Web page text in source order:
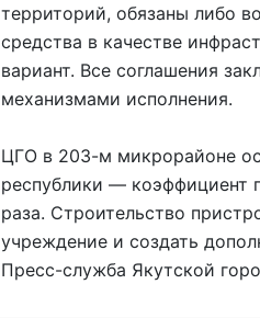
территорий, обязаны либо
средства в качестве
вариант. Все соглашения
механизмами исполнения.
ЦГО в 203-м микрорайоне
республики — коэффициент
раза. Строительство
учреждение и создать
Пресс-служба Якутской